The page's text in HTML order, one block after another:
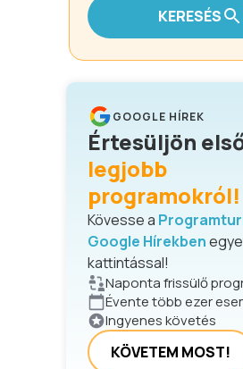
KERESÉS
GOOGLE HÍREK
Értesüljön
legjobb
programokról!
Kövesse a
Google Hírekben
kattintással!
Naponta frissülő
Évente több ezer
Ingyenes követés
KÖVETEM MOST!